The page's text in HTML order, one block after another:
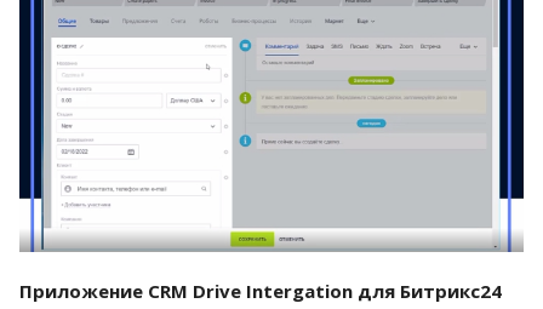
Смотреть проект
Приложение CRM Drive Intergation для Битрикс24